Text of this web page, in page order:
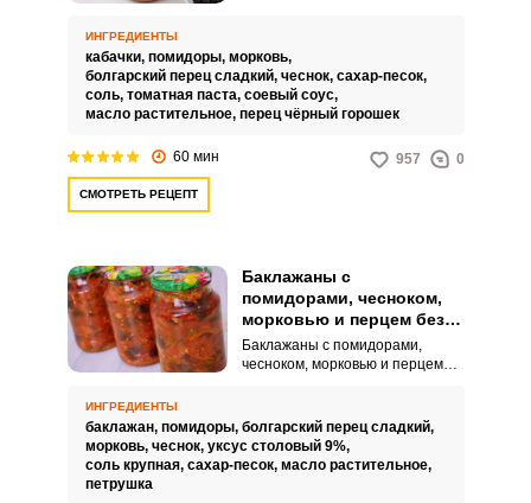
ваш домашний или
праздничный стол.
ИНГРЕДИЕНТЫ
кабачки, помидоры, морковь,
болгарский перец сладкий, чеснок, сахар-песок,
соль, томатная паста, соевый соус,
масло растительное, перец чёрный горошек
60 мин 957 0
СМОТРЕТЬ РЕЦЕПТ
Баклажаны с
помидорами, чесноком,
морковью и перцем без
стерилизации на зиму
Баклажаны с помидорами,
чесноком, морковью и перцем
на зиму, который поможет вам
сохранить на длительный срок
урожай, собранный на даче или
ИНГРЕДИЕНТЫ
баклажан, помидоры, болгарский перец сладкий,
морковь, чеснок, уксус столовый 9%,
соль крупная, сахар-песок, масло растительное,
петрушка